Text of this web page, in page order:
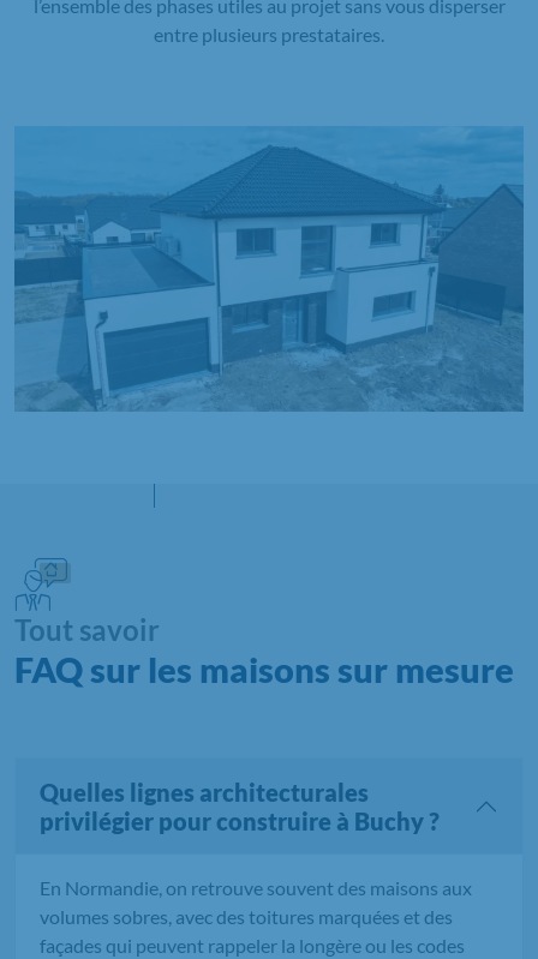
l’ensemble des phases utiles au projet sans vous disperser
entre plusieurs prestataires.
Tout savoir
FAQ sur les maisons sur mesure
Quelles lignes architecturales
privilégier pour construire à Buchy ?
En Normandie, on retrouve souvent des maisons aux
volumes sobres, avec des toitures marquées et des
façades qui peuvent rappeler la longère ou les codes